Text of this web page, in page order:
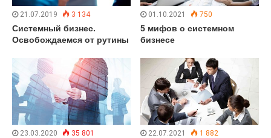
21.07.2019 3 134
Системный бизнес.
Освобождаемся от рутины
01.10.2021 750
5 мифов о системном
бизнесе
23.03.2020 35 801 22.07.2021 1 882